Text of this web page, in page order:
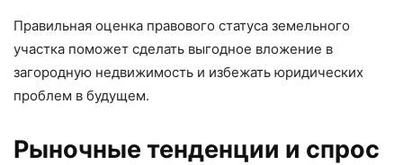
Правильная оценка правового статуса земельного
участка поможет сделать выгодное вложение в
загородную недвижимость и избежать юридических
проблем в будущем.
Рыночные тенденции и спрос